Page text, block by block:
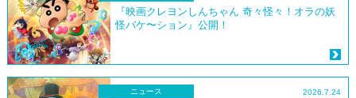
『映画クレヨンしんちゃん 奇々怪々！オラの妖
怪バケ〜ション』公開！
ニュース 2026.7.24